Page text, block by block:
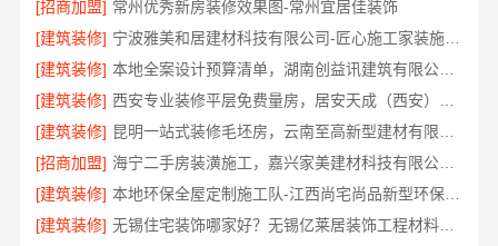
[招商加盟] 常州优秀新房装修效果图-常州宜居佳装饰
[建筑装修]
宁波雅美和居建材科技有限公司-匠心施工家装施工对接渠道
[建筑装修]
本地全案设计预算清单，湖南创益讯建筑有限公司透明公开
[建筑装修]
[建筑装修]
[招商加盟]
海宁二手房装潢施工，嘉兴家美建材科技有限公司专业施工
[建筑装修]
本地环保全屋定制施工队-江西尚宅尚品新型环保材料有限公司
[建筑装修]
无锡住宅装饰哪家好？无锡亿莱居装饰工程材料有限公司